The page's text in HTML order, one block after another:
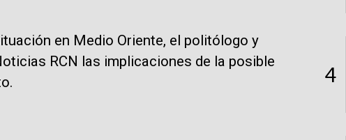
en Medio Oriente, el politólogo y
RCN las implicaciones de la posible
4